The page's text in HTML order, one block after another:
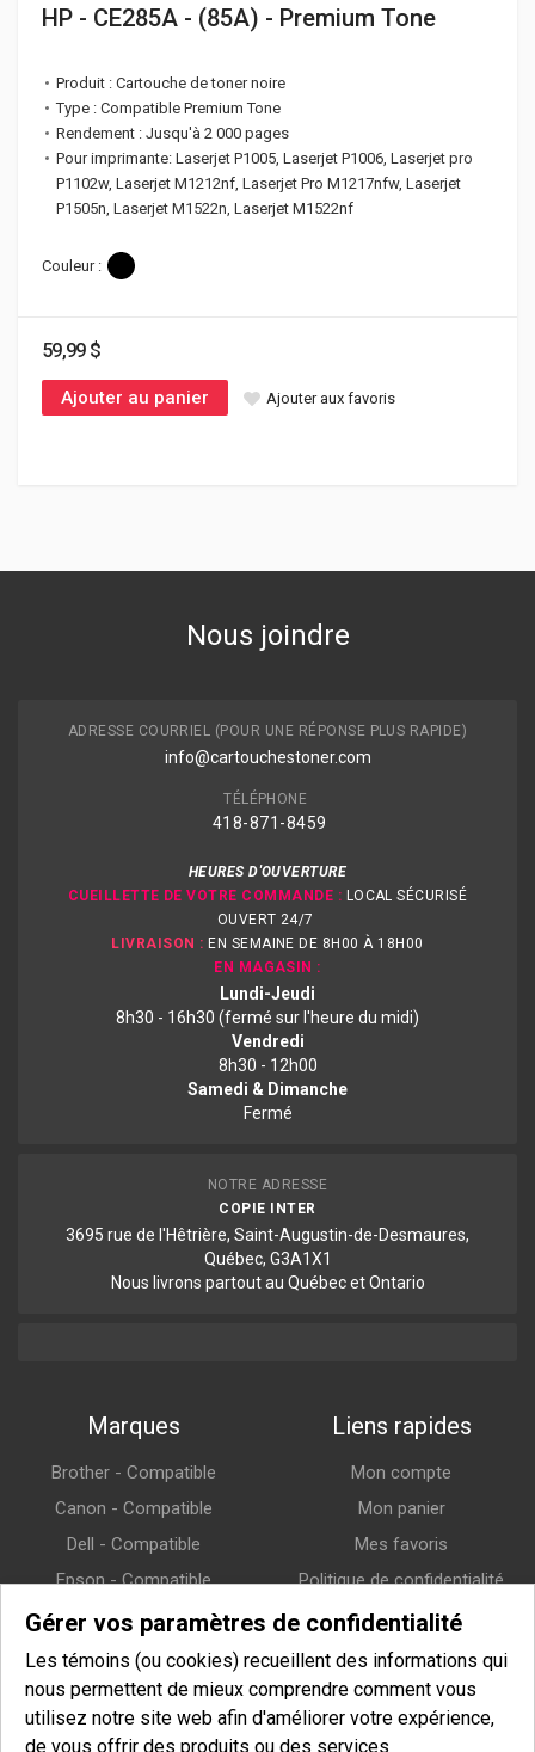
HP - CE285A - (85A) - Premium Tone
Produit : Cartouche de toner noire
Type : Compatible Premium Tone
Rendement : Jusqu'à 2 000 pages
Pour imprimante: Laserjet P1005, Laserjet P1006, Laserjet pro
P1102w, Laserjet M1212nf, Laserjet Pro M1217nfw, Laserjet
P1505n, Laserjet M1522n, Laserjet M1522nf
Couleur :
59,99 $
Ajouter au panier Ajouter aux favoris
Nous joindre
ADRESSE COURRIEL (POUR UNE RÉPONSE PLUS RAPIDE)
info@cartouchestoner.com
TÉLÉPHONE
418-871 -8459
HEURES D'OUVERTURE
CUEILLETTE DE VOTRE COMMANDE : LOCAL SÉCURISÉ
OUVERT 24/7
LIVRAISON : EN SEMAINE DE 8H00 À 18H00
EN MAGASIN :
Lundi-Jeudi
8h30 - 16h30 (fermé sur l'heure du midi)
Vendredi
8h30 - 12h00
Samedi & Dimanche
Fermé
NOTRE ADRESSE
COPIE INTER
3695 rue de l'Hêtrière, Saint-Augustin-de-Desmaures,
Québec, G3A1X1
Nous livrons partout au Québec et Ontario
Marques
Brother - Compatible
Canon - Compatible
Dell - Compatible
Epson - Compatible
HP (Hewlett-Packard) -
Compatible
Lexmark - Compatible
Samsung - Compatible
Xerox - Compatible
Liens rapides
Mon compte
Mon panier
Mes favoris
Politique de confidentialité
Politique de retour
Politique de livraison
Gérer vos paramètres de confidentialité
Les témoins (ou cookies) recueillent des informations qui
nous permettent de mieux comprendre comment vous
utilisez notre site web afin d'améliorer votre expérience,
de vous offrir des produits ou des services